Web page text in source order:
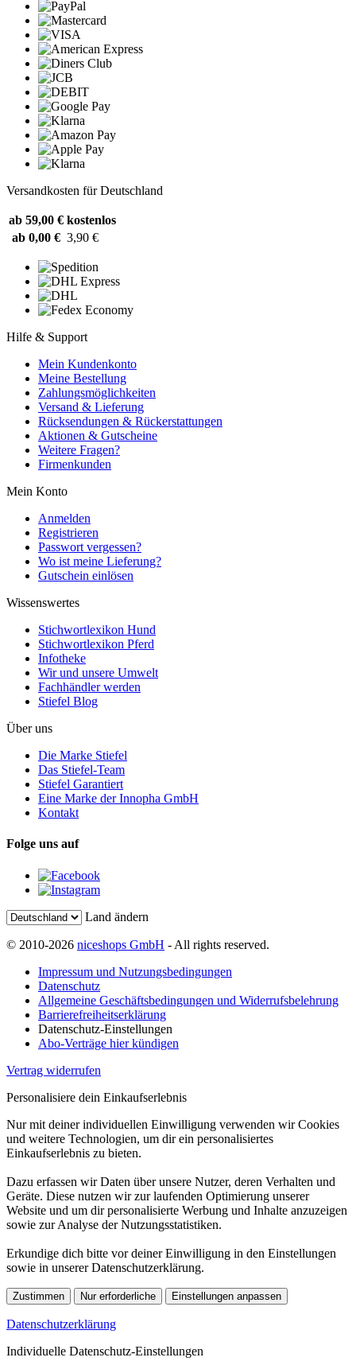
Versandkosten für Deutschland
ab 59,00 € kostenlos
ab 0,00 € 3,90 €
Hilfe & Support
Mein Kundenkonto
Meine Bestellung
Zahlungsmöglichkeiten
Versand & Lieferung
Rücksendungen & Rückerstattungen
Aktionen & Gutscheine
Weitere Fragen?
Firmenkunden
Mein Konto
Anmelden
Registrieren
Passwort vergessen?
Wo ist meine Lieferung?
Gutschein einlösen
Wissenswertes
Stichwortlexikon Hund
Stichwortlexikon Pferd
Infotheke
Wir und unsere Umwelt
Fachhändler werden
Stiefel Blog
Über uns
Die Marke Stiefel
Das Stiefel-Team
Stiefel Garantiert
Eine Marke der Innopha GmbH
Kontakt
Folge uns auf
Land ändern
© 2010-2026 niceshops GmbH - All rights reserved.
Impressum und Nutzungsbedingungen
Datenschutz
Allgemeine Geschäftsbedingungen und Widerrufsbelehrung
Barrierefreiheitserklärung
Datenschutz-Einstellungen
Abo-Verträge hier kündigen
Vertrag widerrufen
Personalisiere dein Einkaufserlebnis
Nur mit deiner individuellen Einwilligung verwenden wir Cookies
und weitere Technologien, um dir ein personalisiertes
Einkaufserlebnis zu bieten.
Dazu erfassen wir Daten über unsere Nutzer, deren Verhalten und
Geräte. Diese nutzen wir zur laufenden Optimierung unserer
Website und um dir personalisierte Werbung und Inhalte anzuzeigen
sowie zur Analyse der Nutzungsstatistiken.
Erkundige dich bitte vor deiner Einwilligung in den Einstellungen
sowie in unserer Datenschutzerklärung.
Zustimmen Nur erforderliche Einstellungen anpassen
Datenschutzerklärung
Individuelle Datenschutz-Einstellungen